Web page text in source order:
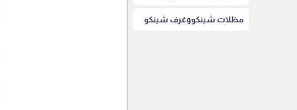
مظلات شينكووغرف شينكو